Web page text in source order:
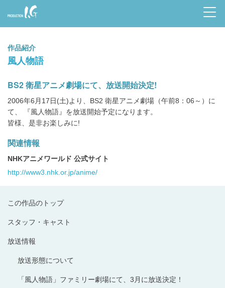
Prod
uctio
n I.G
作品紹介
風人物語
この作品のトップ
スタッフ・キャスト
放送情報
放送形態について
「風人物語」ファミリー劇場にて、3月に放送決定！
BS2 衛星アニメ劇場にて、放送開始決定!
2006年6月17日(土)より、BS2 衛星アニメ劇場（午前8：06～）に
て、 『風人物語』を放送開始予定になります。
皆様、是非お楽しみに!
関連情報
NHKアニメワールド 公式サイト
http://www3.nhk.or.jp/anime/